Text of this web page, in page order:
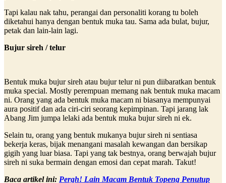
Tapi kalau nak tahu, perangai dan personaliti korang tu boleh
diketahui hanya dengan bentuk muka tau. Sama ada bulat, bujur,
petak dan lain-lain lagi.
Bujur sireh / telur
Bentuk muka bujur sireh atau bujur telur ni pun diibaratkan bentuk
muka special. Mostly perempuan memang nak bentuk muka macam
ni. Orang yang ada bentuk muka macam ni biasanya mempunyai
aura positif dan ada ciri-ciri seorang kepimpinan. Tapi jarang lak
Abang Jim jumpa lelaki ada bentuk muka bujur sireh ni ek.
Selain tu, orang yang bentuk mukanya bujur sireh ni sentiasa
bekerja keras, bijak menangani masalah kewangan dan bersikap
gigih yang luar biasa. Tapi yang tak bestnya, orang berwajah bujur
sireh ni suka bermain dengan emosi dan cepat marah. Takut!
Baca artikel ini: Pergh! Lain Macam Bentuk Topeng Penutup